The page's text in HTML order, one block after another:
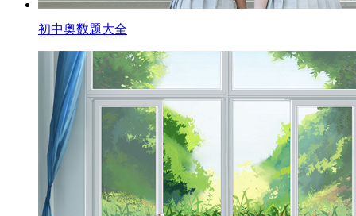
初中奥数题大全